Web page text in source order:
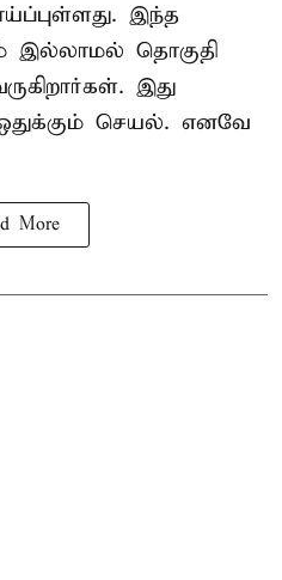
இந்த
இல்லாமல் தொகுதி
இது
செயல். எனவே
More